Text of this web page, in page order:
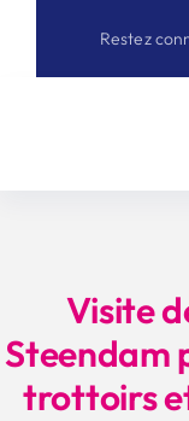
Restez
Visite
Steendam
trottoirs